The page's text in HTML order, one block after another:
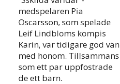
medspelaren Pia
Oscarsson, som spelade
Leif Lindbloms kompis
Karin, var tidigare god vän
med honom. Tillsammans
som ett par uppfostrade
de ett barn.